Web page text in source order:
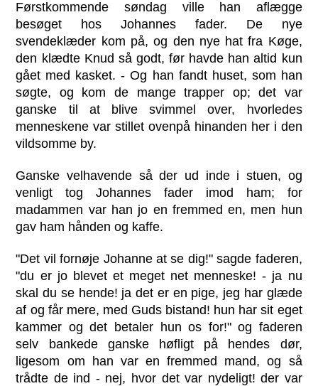
Førstkommende søndag ville han aflægge
besøget hos Johannes fader. De nye
svendeklæder kom på, og den nye hat fra Køge,
den klædte Knud så godt, før havde han altid kun
gået med kasket. - Og han fandt huset, som han
søgte, og kom de mange trapper op; det var
ganske til at blive svimmel over, hvorledes
menneskene var stillet ovenpå hinanden her i den
vildsomme by.
Ganske velhavende så der ud inde i stuen, og
venligt tog Johannes fader imod ham; for
madammen var han jo en fremmed en, men hun
gav ham hånden og kaffe.
"Det vil fornøje Johanne at se dig!" sagde faderen,
"du er jo blevet et meget net menneske! - ja nu
skal du se hende! ja det er en pige, jeg har glæde
af og får mere, med Guds bistand! hun har sit eget
kammer og det betaler hun os for!" og faderen
selv bankede ganske høfligt på hendes dør,
ligesom om han var en fremmed mand, og så
trådte de ind - nej, hvor det var nydeligt! der var